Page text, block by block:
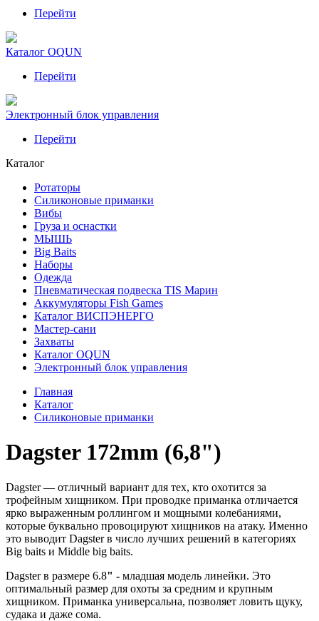
Перейти
Каталог OQUN
Перейти
Электронный блок управления
Перейти
Каталог
Ротаторы
Силиконовые приманки
Вибы
Груза и оснастки
МЫШЬ
Big Baits
Наборы
Одежда
Пневматическая подвеска TIS Марин
Аккумуляторы Fish Games
Каталог ВИСПЭНЕРГО
Мастер-сани
Захваты
Каталог OQUN
Электронный блок управления
Главная
Каталог
Силиконовые приманки
Dagster 172mm (6,8")
Dagster — отличный вариант для тех, кто охотится за
трофейным хищником. При проводке приманка отличается
ярко выраженным роллингом и мощными колебаниями,
которые буквально провоцируют хищников на атаку. Именно
это выводит Dagster в число лучших решений в категориях
Big baits и Middle big baits.
Dagster в размере 6.8" - младшая модель линейки. Это
оптимальный размер для охоты за средним и крупным
хищником. Приманка универсальна, позволяет ловить щуку,
судака и даже сома.